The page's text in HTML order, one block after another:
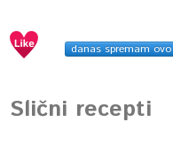
danas spremam ovo
Slični recepti